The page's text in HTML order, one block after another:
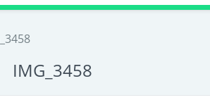
IMG_3458